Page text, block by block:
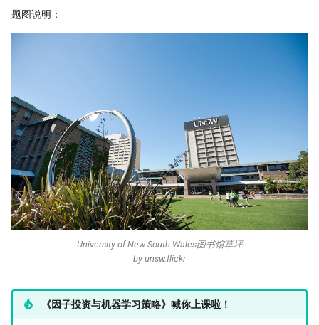
题图说明：
University of New South Wales图书馆草坪
by unsw.flickr
《因子投资与机器学习策略》喊你上课啦！